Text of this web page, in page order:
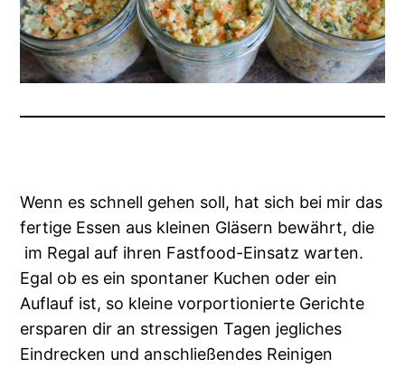
Wenn es schnell gehen soll, hat sich bei mir das
fertige Essen aus kleinen Gläsern bewährt, die
im Regal auf ihren Fastfood-Einsatz warten.
Egal ob es ein spontaner Kuchen oder ein
Auflauf ist, so kleine vorportionierte Gerichte
ersparen dir an stressigen Tagen jegliches
Eindrecken und anschließendes Reinigen